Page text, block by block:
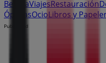
BellezaViajesRestauración
ÓpticasOcioLibros y
Publicidad